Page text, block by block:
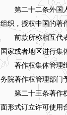
第二十二条外国人
组织，授权中国的著
前款所称相互代表
国家或者地区进行集
著作权集体管理组
务院著作权管理部门
第二十三条著作权
面形式订立许可使用